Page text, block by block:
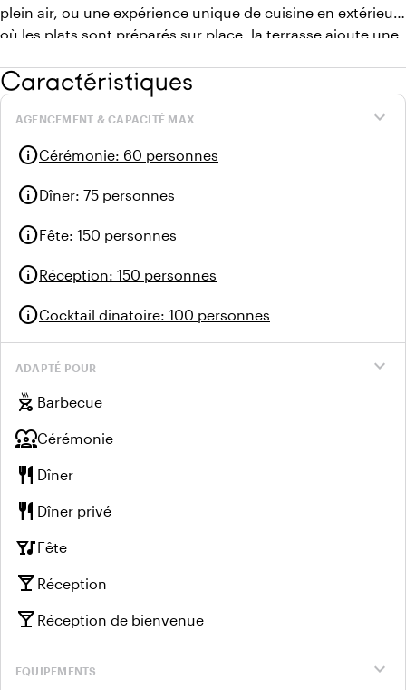
plein air, ou une expérience unique de cuisine en extérieur
où les plats sont préparés sur place, la terrasse ajoute une
Caractéristiques
expand_more
AGENCEMENT & CAPACITÉ MAX
infoCérémonie: 60 personnes
infoDîner: 75 personnes
infoFête: 150 personnes
infoRéception: 150 personnes
infoCocktail dinatoire: 100 personnes
expand_more
ADAPTÉ POUR
outdoor_grill Barbecue
diversity_1Cérémonie
restaurant Dîner
restaurant Dîner privé
nightlifeFête
local_bar Réception
local_bar Réception de bienvenue
expand_more
EQUIPEMENTS